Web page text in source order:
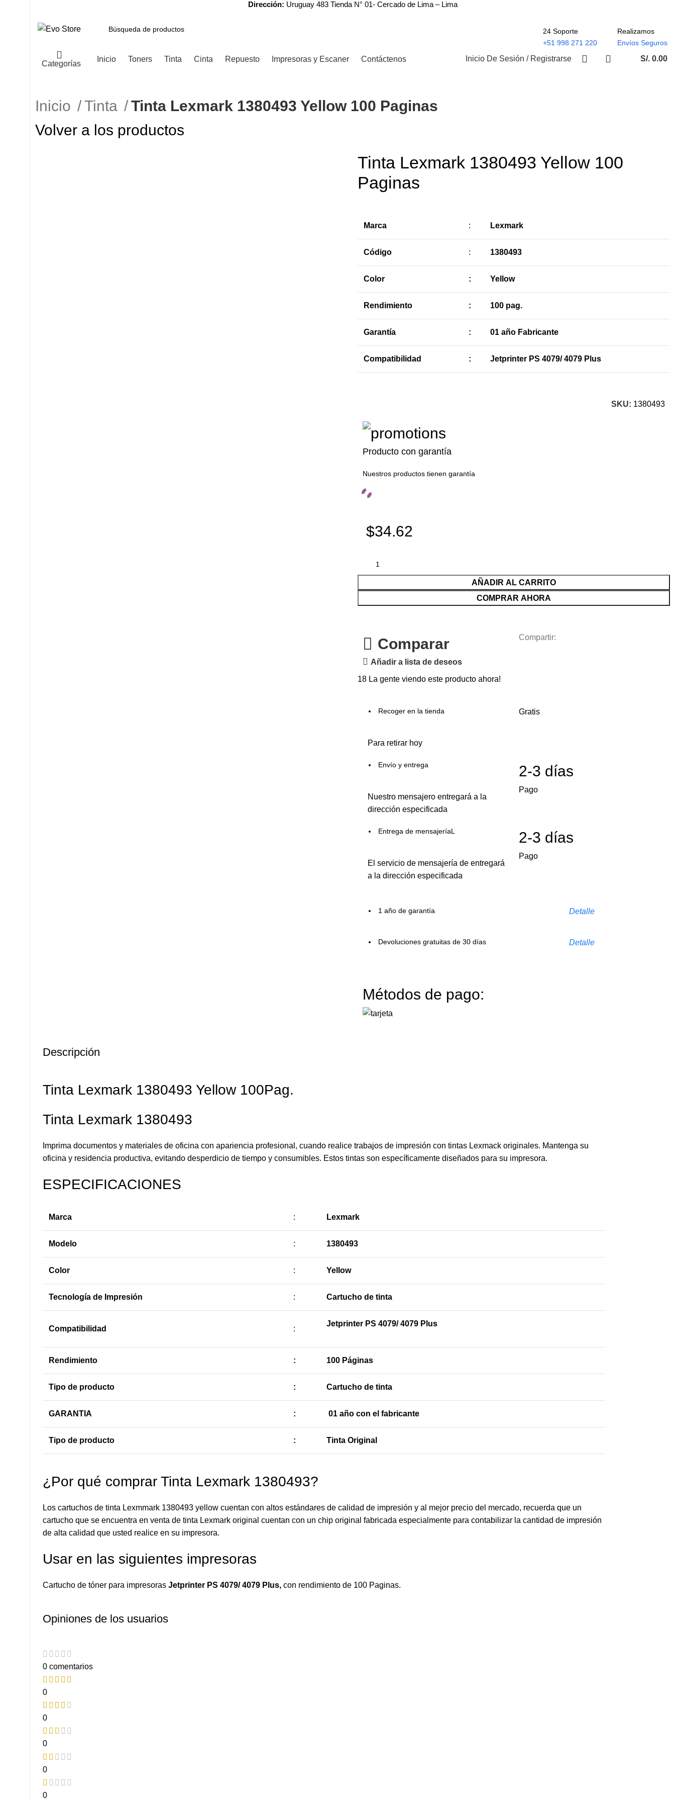
Dirección: Uruguay 483 Tienda N° 01- Cercado de Lima – Lima
24 Soporte
+51 998 271 220
Realizamos
Envíos Seguros
Categorías
Inicio Toners Tinta Cinta Repuesto Impresoras y Escaner Contáctenos Inicio De Sesión / Registrarse S/. 0.00
Inicio Tinta
Tinta Lexmark 1380493 Yellow 100 Paginas
Volver a los productos
Tinta Lexmark 1380493 Yellow 100
Paginas
Marca : Lexmark
Código : 1380493
Color : Yellow
Rendimiento : 100 pag.
Garantía : 01 año Fabricante
Compatibilidad : Jetprinter PS 4079/ 4079 Plus
SKU: 1380493
Producto con garantía
Nuestros productos tienen garantía
$34.62
AÑADIR AL CARRITO
COMPRAR AHORA
Comparar
Añadir a lista de deseos
Compartir:
18 La gente viendo este producto ahora!
Recoger en la tienda
Para retirar hoy
Gratis
Envío y entrega
Nuestro mensajero entregará a la
dirección especificada
2-3 días
Pago
Entrega de mensajeríaL
El servicio de mensajería de entregará
a la dirección especificada
2-3 días
Pago
1 año de garantía Detalle
Devoluciones gratuitas de 30 días Detalle
Métodos de pago:
Descripción
Tinta Lexmark 1380493 Yellow 100Pag.
Tinta Lexmark 1380493
Imprima documentos y materiales de oficina con apariencia profesional, cuando realice trabajos de impresión con tintas Lexmack originales. Mantenga su
oficina y residencia productiva, evitando desperdicio de tiempo y consumibles. Estos tintas son específicamente diseñados para su impresora.
ESPECIFICACIONES
Marca : Lexmark
Modelo : 1380493
Color : Yellow
Tecnología de Impresión : Cartucho de tinta
Compatibilidad :
Jetprinter PS 4079/ 4079 Plus
Rendimiento : 100 Páginas
Tipo de producto : Cartucho de tinta
GARANTIA : 01 año con el fabricante
Tipo de producto : Tinta Original
¿Por qué comprar Tinta Lexmark 1380493?
Los cartuchos de tinta Lexmmark 1380493 yellow cuentan con altos estándares de calidad de impresión y al mejor precio del mercado, recuerda que un
cartucho que se encuentra en venta de tinta Lexmark original cuentan con un chip original fabricada especialmente para contabilizar la cantidad de impresión
de alta calidad que usted realice en su impresora.
Usar en las siguientes impresoras
Cartucho de tóner para impresoras Jetprinter PS 4079/ 4079 Plus, con rendimiento de 100 Paginas.
Opiniones de los usuarios
0 comentarios
0
0
0
0
0